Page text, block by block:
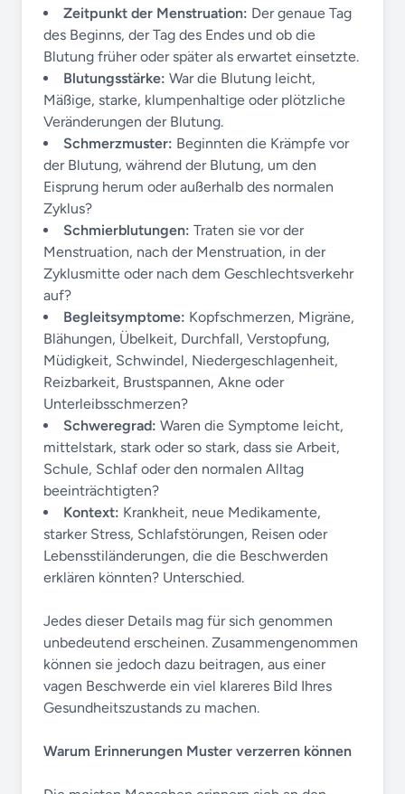
Zeitpunkt der Menstruation: Der genaue Tag
des Beginns, der Tag des Endes und ob die
Blutung früher oder später als erwartet einsetzte.
Blutungsstärke: War die Blutung leicht,
Mäßige, starke, klumpenhaltige oder plötzliche
Veränderungen der Blutung.
Schmerzmuster: Beginnten die Krämpfe vor
der Blutung, während der Blutung, um den
Eisprung herum oder außerhalb des normalen
Zyklus?
Schmierblutungen: Traten sie vor der
Menstruation, nach der Menstruation, in der
Zyklusmitte oder nach dem Geschlechtsverkehr
auf?
Begleitsymptome: Kopfschmerzen, Migräne,
Blähungen, Übelkeit, Durchfall, Verstopfung,
Müdigkeit, Schwindel, Niedergeschlagenheit,
Reizbarkeit, Brustspannen, Akne oder
Unterleibsschmerzen?
Schweregrad: Waren die Symptome leicht,
mittelstark, stark oder so stark, dass sie Arbeit,
Schule, Schlaf oder den normalen Alltag
beeinträchtigten?
Kontext: Krankheit, neue Medikamente,
starker Stress, Schlafstörungen, Reisen oder
Lebensstiländerungen, die die Beschwerden
erklären könnten? Unterschied.
Jedes dieser Details mag für sich genommen
unbedeutend erscheinen. Zusammengenommen
können sie jedoch dazu beitragen, aus einer
vagen Beschwerde ein viel klareres Bild Ihres
Gesundheitszustands zu machen.
Warum Erinnerungen Muster verzerren können